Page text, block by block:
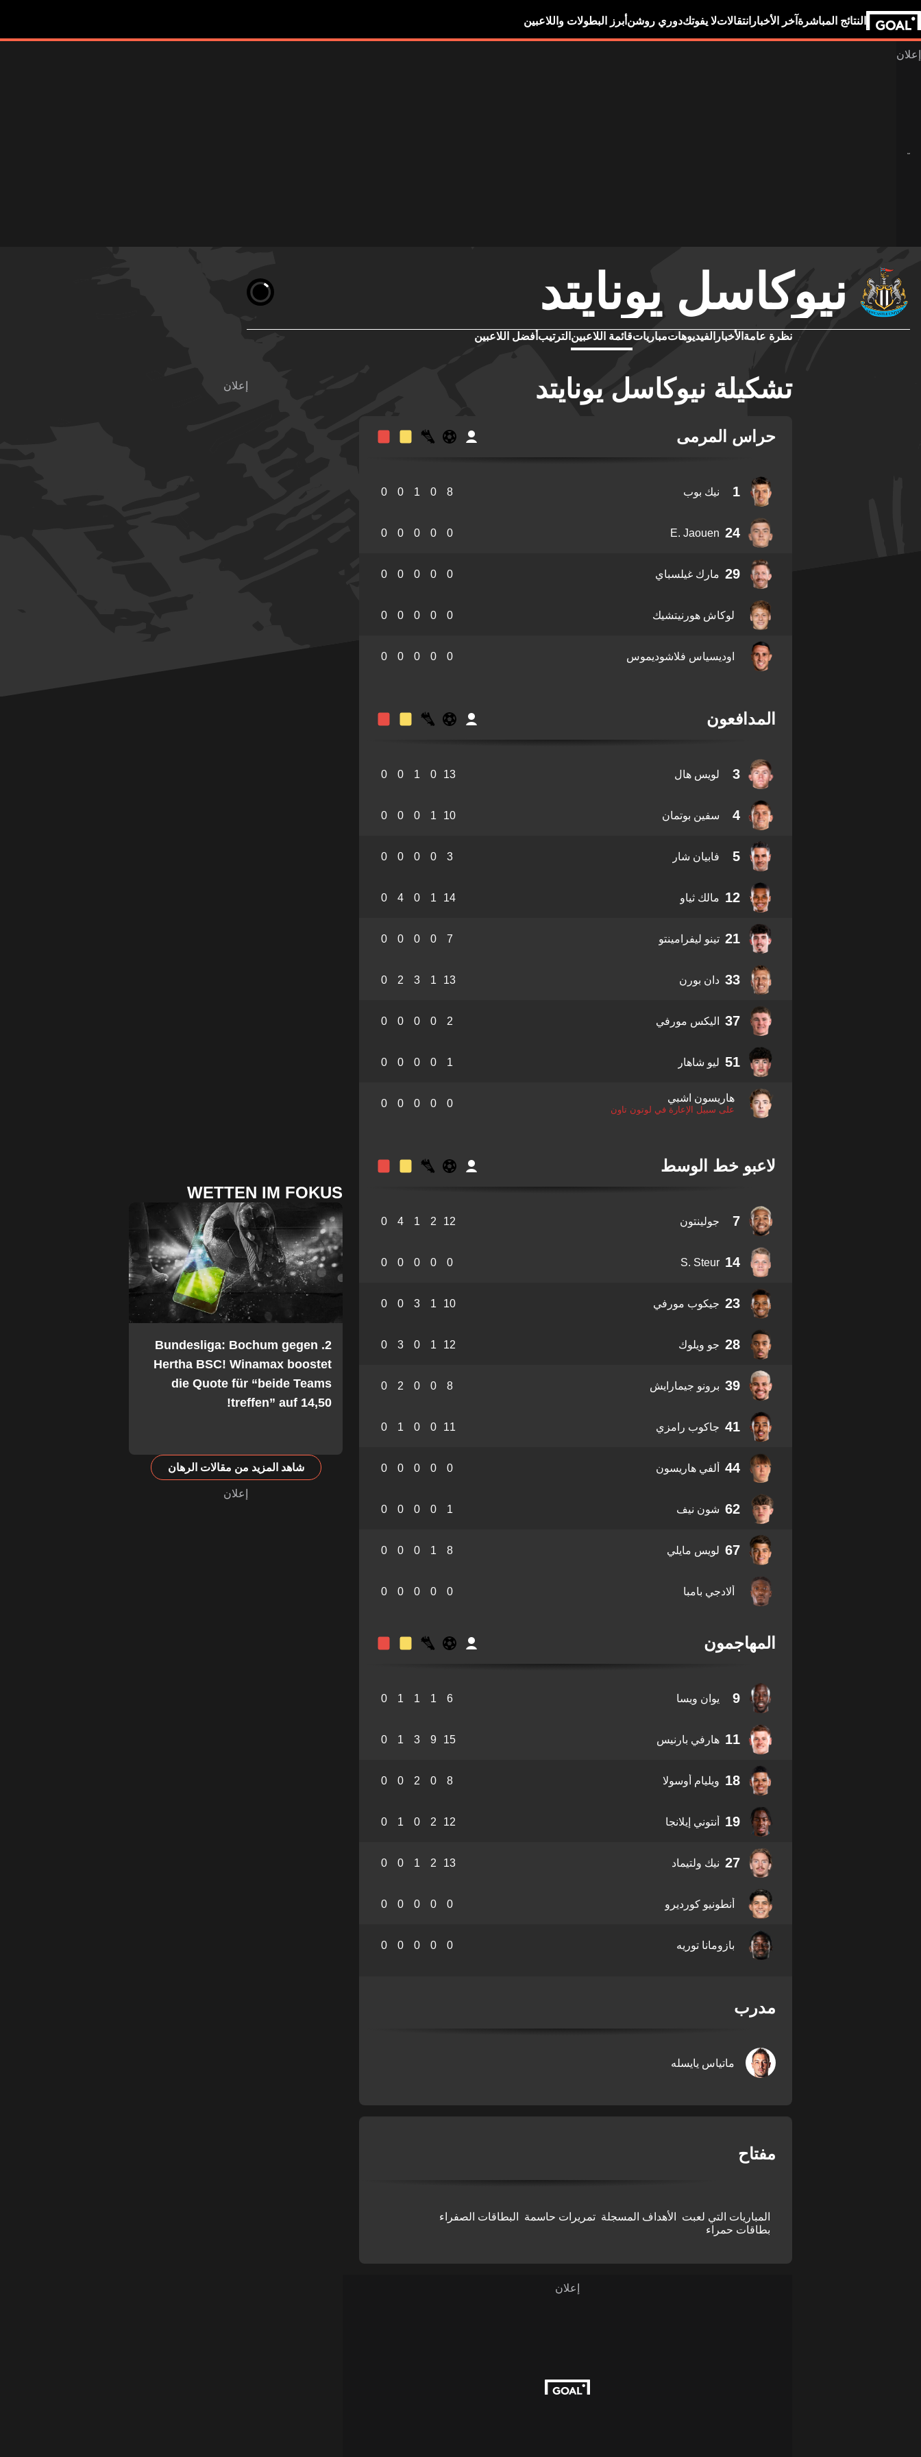
النتائج المباشرة آخر الأخبار انتقالاتلا يفوتكدوري روشن أبرز البطولات واللاعبين
نيوكاسل يونايتد
نظرة عامة الأخبار الفيديوهاتمبارياتقائمة اللاعبين الترتيب أفضل اللاعبين
تشكيلة نيوكاسل يونايتد
حراس المرمى
1 نيك بوب 8
0
1
0
0
24
E. Jaouen
0
0
0
0
0
29 مارك غيلسباي 0
0
0
0
0
لوكاش هورنيتشيك 0
0
0
0
0
اوديسياس فلاشوديموس 0
0
0
0
0
المدافعون
3 لويس هال 13
0
1
0
0
4 سفين بوتمان 10
1
0
0
0
5 فابيان شار 3
0
0
0
0
12 مالك ثياو 14
1
0
4
0
21 تينو ليفرامينتو 7
0
0
0
0
33 دان بورن 13
1
3
2
0
37 اليكس مورفي 2
0
0
0
0
51 ليو شاهار 1
0
0
0
0
هاريسون اشبي
على سبيل الإعارة في لوتون تاون
0
0
0
0
0
لاعبو خط الوسط
7 جولينتون 12
2
1
4
0
14
S. Steur
0
0
0
0
0
23 جيكوب مورفي 10
1
3
0
0
28 جو ويلوك 12
1
0
3
0
39 برونو جيمارايش 8
0
0
2
0
41 جاكوب رامزي 11
0
0
1
0
44 ألفي هاريسون 0
0
0
0
0
62 شون نيف 1
0
0
0
0
67 لويس مايلي 8
1
0
0
0
ألادجي بامبا 0
0
0
0
0
المهاجمون
9 يوان ويسا 6
1
1
1
0
11 هارفي بارنيس 15
9
3
1
0
18 ويليام أوسولا 8
0
2
0
0
19 أنتوني إيلانجا 12
2
0
1
0
27 نيك ولتيماد 13
2
1
0
0
أنطونيو كورديرو 0
0
0
0
0
بازومانا توريه 0
0
0
0
0
مدرب
ماتياس يايسله
مفتاح
المباريات التي لعبت الأهداف المسجلة تمريرات حاسمة
البطاقات الصفراء
بطاقات حمراء
WETTEN IM FOKUS
2. Bundesliga: Bochum gegen
Hertha BSC! Winamax boostet
die Quote für “beide Teams
treffen” auf 14,50!
شاهد المزيد من مقالات الرهان